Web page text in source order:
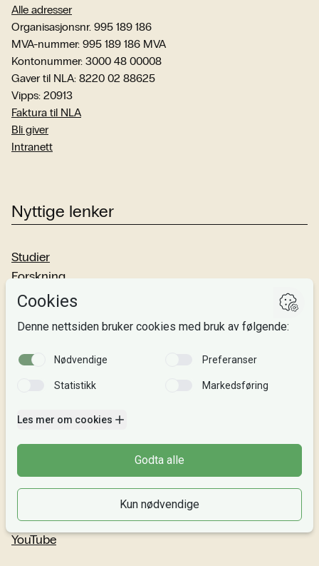
Alle adresser
Organisasjonsnr. 995 189 186
MVA-nummer: 995 189 186 MVA
Kontonummer: 3000 48 00008
Gaver til NLA: 8220 02 88625
Vipps: 20913
Faktura til NLA
Bli giver
Intranett
Nyttige lenker
Studier
Forskning
Om oss
Si fra!
Følg oss
TikTok
LinkedIn
YouTube